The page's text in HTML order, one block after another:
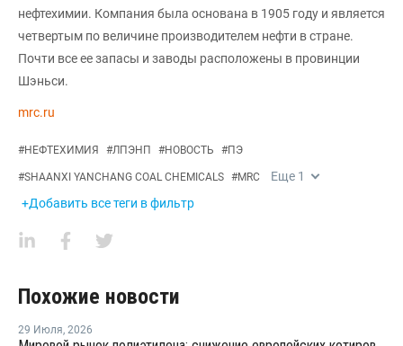
нефтехимии. Компания была основана в 1905 году и является
четвертым по величине производителем нефти в стране.
Почти все ее запасы и заводы расположены в провинции
Шэньси.
mrc.ru
#НЕФТЕХИМИЯ #ЛПЭНП #НОВОСТЬ #ПЭ
#SHAANXI YANCHANG COAL CHEMICALS #MRC Еще 1
+Добавить все теги в фильтр
Похожие новости
29 Июля, 2026